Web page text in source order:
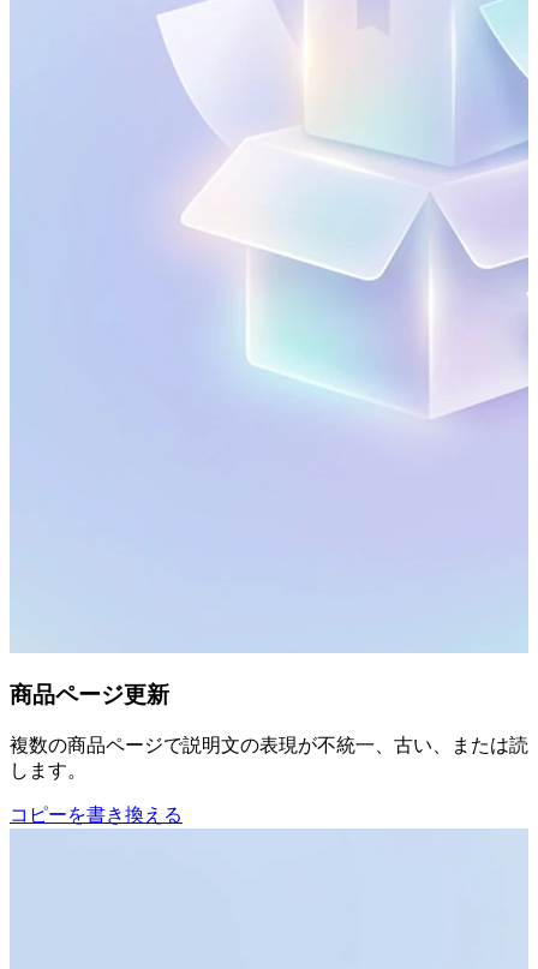
商品ページ更新
複数の商品ページで説明文の表現が不統一、古い、または
します。
コピーを書き換える